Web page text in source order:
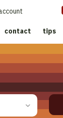
contact tips